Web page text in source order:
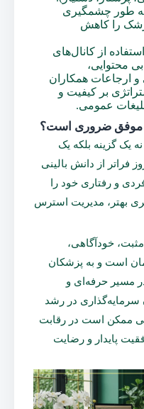
به طور چشمگیری
را کاهش
استفاده از کانال‌های
محتوایی،
ارجاعات همکاران
بر کیفیت و
عمومی.
موفق ضروری است؟
یک گزینه بلکه یک
از دانش بالینی
و رفتاری خود را
بهتر، مدیریت استرس
خودآگاهی،
است و به پزشکان
مسیر حرفه‌ای و
در رشد
ممکن است در رقابت
پایدار و رضایت